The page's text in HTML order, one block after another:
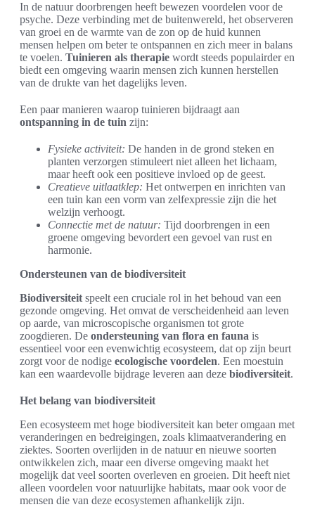
In de natuur doorbrengen heeft bewezen voordelen voor de
psyche. Deze verbinding met de buitenwereld, het observeren
van groei en de warmte van de zon op de huid kunnen
mensen helpen om beter te ontspannen en zich meer in balans
te voelen. Tuinieren als therapie wordt steeds populairder en
biedt een omgeving waarin mensen zich kunnen herstellen
van de drukte van het dagelijks leven.
Een paar manieren waarop tuinieren bijdraagt aan
ontspanning in de tuin zijn:
Fysieke activiteit: De handen in de grond steken en
planten verzorgen stimuleert niet alleen het lichaam,
maar heeft ook een positieve invloed op de geest.
Creatieve uitlaatklep: Het ontwerpen en inrichten van
een tuin kan een vorm van zelfexpressie zijn die het
welzijn verhoogt.
Connectie met de natuur: Tijd doorbrengen in een
groene omgeving bevordert een gevoel van rust en
harmonie.
Ondersteunen van de biodiversiteit
Biodiversiteit speelt een cruciale rol in het behoud van een
gezonde omgeving. Het omvat de verscheidenheid aan leven
op aarde, van microscopische organismen tot grote
zoogdieren. De ondersteuning van flora en fauna is
essentieel voor een evenwichtig ecosysteem, dat op zijn beurt
zorgt voor de nodige ecologische voordelen. Een moestuin
kan een waardevolle bijdrage leveren aan deze biodiversiteit.
Het belang van biodiversiteit
Een ecosysteem met hoge biodiversiteit kan beter omgaan met
veranderingen en bedreigingen, zoals klimaatverandering en
ziektes. Soorten overlijden in de natuur en nieuwe soorten
ontwikkelen zich, maar een diverse omgeving maakt het
mogelijk dat veel soorten overleven en groeien. Dit heeft niet
alleen voordelen voor natuurlijke habitats, maar ook voor de
mensen die van deze ecosystemen afhankelijk zijn.